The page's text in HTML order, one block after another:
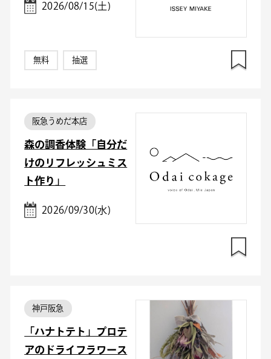
2026/08/15(土)
無料 抽選
阪急うめだ本店
森の調香体験「自分だ
けのリフレッシュミス
ト作り」
2026/09/30(水)
神戸阪急
「ハナトテト」プロテ
アのドライフラワース